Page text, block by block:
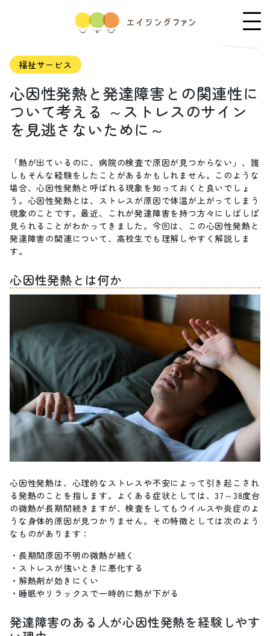
福祉サービス
心因性発熱と発達障害との関連性に
ついて考える ～ストレスのサイン
を見逃さないために～
「熱が出ているのに、病院の検査で原因が見つからない」、誰
しもそんな経験をしたことがあるかもしれません。このような
場合、心因性発熱と呼ばれる現象を知っておくと良いでしょ
う。心因性発熱とは、ストレスが原因で体温が上がってしまう
現象のことです。最近、これが発達障害を持つ方々にしばしば
見られることがわかってきました。今回は、この心因性発熱と
発達障害の関連について、高校生でも理解しやすく解説しま
す。
心因性発熱とは何か
心因性発熱は、心理的なストレスや不安によって引き起こされ
る発熱のことを指します。よくある症状としては、37～38度台
の微熱が長期間続きますが、検査をしてもウイルスや炎症のよ
うな身体的原因が見つかりません。その特徴としては次のよう
なものがあります：
長期間原因不明の微熱が続く
ストレスが強いときに悪化する
解熱剤が効きにくい
睡眠やリラックスで一時的に熱が下がる
発達障害のある人が心因性発熱を経験しやす